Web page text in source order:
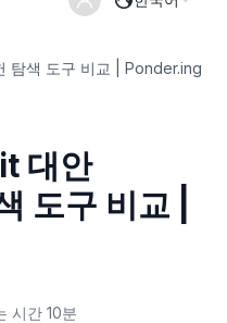
탐색 도구 비교 | Ponder.ing
대안
도구 비교 |
시간 10분